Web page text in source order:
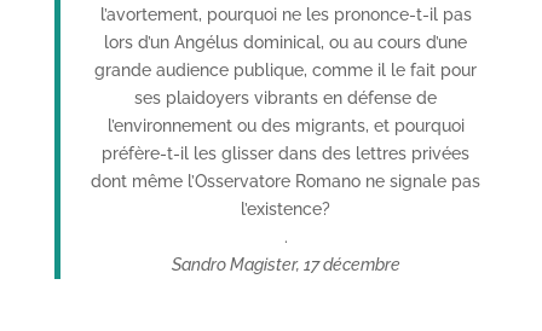
l’avortement, pourquoi ne les prononce-t-il pas
lors d’un Angélus dominical, ou au cours d’une
grande audience publique, comme il le fait pour
ses plaidoyers vibrants en défense de
l’environnement ou des migrants, et pourquoi
préfère-t-il les glisser dans des lettres privées
dont même l’Osservatore Romano ne signale pas
l’existence?
.
Sandro Magister, 17 décembre